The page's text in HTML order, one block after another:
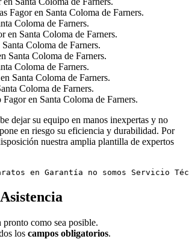
Fagor en Santa Coloma de Farners.
Coloma de Farners.
en Santa Coloma de Farners.
Coloma de Farners.
Santa Coloma de Farners.
Coloma de Farners.
Santa Coloma de Farners.
Coloma de Farners.
en Santa Coloma de Farners.
dejar su equipo en manos inexpertas y no
en riesgo su eficiencia y durabilidad. Por
nuestra amplia plantilla de expertos
en Garantía no somos Servicio
pronto como sea posible.
los campos obligatorios.